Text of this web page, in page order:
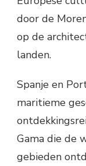
door de
op de
landen.
Spanje en
maritieme
Gama die de
gebieden